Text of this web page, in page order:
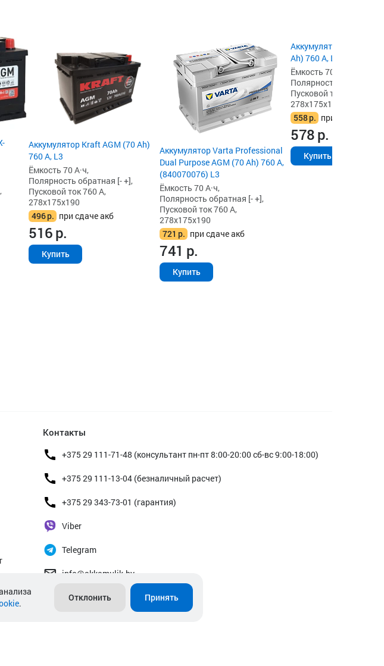
Аккумулятор Kraft AGM (70 Ah)
760 А, L3
Ёмкость 70 А·ч,
Полярность обратная [- +],
Пусковой ток 760 А,
278x175x190
496р. при сдаче акб
516р.
Купить
Аккумулятор Varta Professional
Dual Purpose AGM (70 Ah) 760 А,
(840070076) L3
Ёмкость 70 А·ч,
Полярность обратная [- +],
Пусковой ток 760 А,
278x175x190
721 р. при сдаче акб
741 р.
Купить
Аккумулятор SPARTA
Ah) 760 А, L3
Ёмкость 70 А·ч,
Полярность обратная
Пусковой ток 760 А,
278x175x190
558р. при сдаче акб
578р.
Купить
Контакты
+375 29 111-71-48 (консультант пн-пт 8:00-20:00 сб-вс 9:00-18:00)
+375 29 111-13-04 (безналичный расчет)
+375 29 343-73-01 (гарантия)
Viber
Telegram
info@akkamulik.by
.
Отклонить Принять